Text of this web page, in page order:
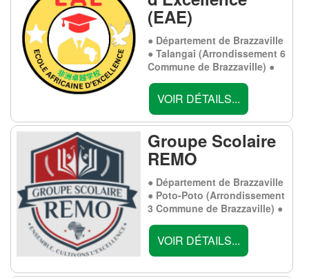
(EAE)
● Département de Brazzaville
● Talangai (Arrondissement 6
Commune de Brazzaville) ●
VOIR DÉTAILS...
Groupe Scolaire
REMO
● Département de Brazzaville
● Poto-Poto (Arrondissement
3 Commune de Brazzaville) ●
VOIR DÉTAILS...